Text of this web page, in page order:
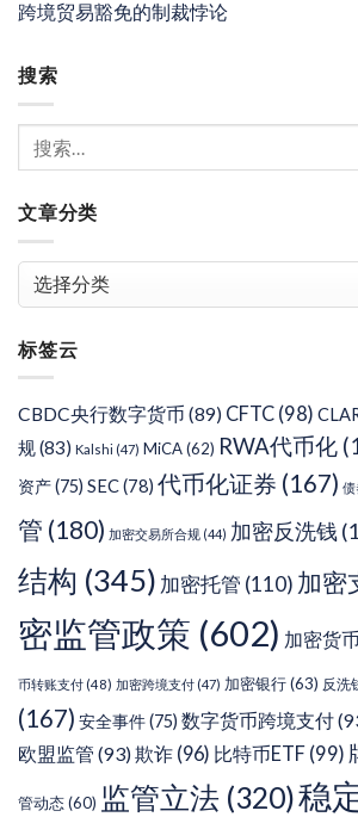
跨境贸易豁免的制裁悖论
搜索
文章分类
类
标签云
CBDC央行数字货币 (89) CFTC (98)
规(83) Kalshi (47) MiCA(62) RWA代币化
资产(75) SEC(78) 代币化证券 (167) 债
管 (180) 加密交易所合规 (44) 加密反洗钱
结构 (345) 加密托管 (110) 加密
密监管政策 (602) 加密货
币转账支付 (48) 加密跨境支付 (47) 加密银行(63) 反洗
(167) 安全事件(75) 数字货币跨境支付
欧盟监管 (93)欺诈 (96) 比特币ETF (99)
管动态(60) 监管立法 (320)稳